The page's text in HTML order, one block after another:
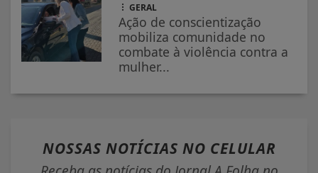
GERAL
Ação de conscientização
mobiliza comunidade no
combate à violência contra a
mulher...
NOSSAS NOTÍCIAS NO CELULAR